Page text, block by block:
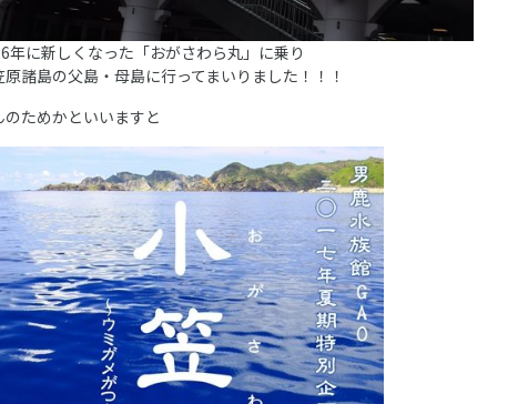
年に新しくなった「おがさわら丸」に乗り
原諸島の父島・母島に行ってまいりました！！！
のためかといいますと